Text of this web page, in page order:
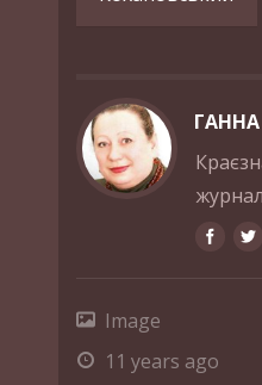
Image
11 years ago